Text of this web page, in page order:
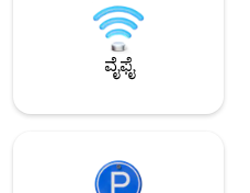
ಆರ್ಡರ್
ಬೆಲೆಯಲ್ಲಿ
ಕೋಣೆಯನ್ನು
ರೂಮ್ ಅನ್ನು ಹೊಂದಿದೆ.
ವೈನ್‌ನೊಂದಿಗೆ
ಗ್ರಾಮಾಂತರವನ್ನು
ವೈಫೈ